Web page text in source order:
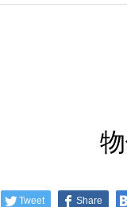
Tweet Share